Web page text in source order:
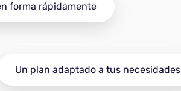
forma rápidamente
Un plan adaptado a tus necesidades